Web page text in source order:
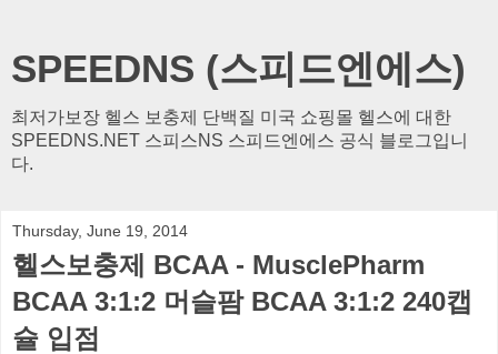
SPEEDNS (스피드엔에스)
최저가보장 헬스 보충제 단백질 미국 쇼핑몰 헬스에 대한
SPEEDNS.NET 스피스NS 스피드엔에스 공식 블로그입니
다.
Thursday, June 19, 2014
헬스보충제 BCAA - MusclePharm
BCAA 3:1:2 머슬팜 BCAA 3:1:2 240캡
슐 입점